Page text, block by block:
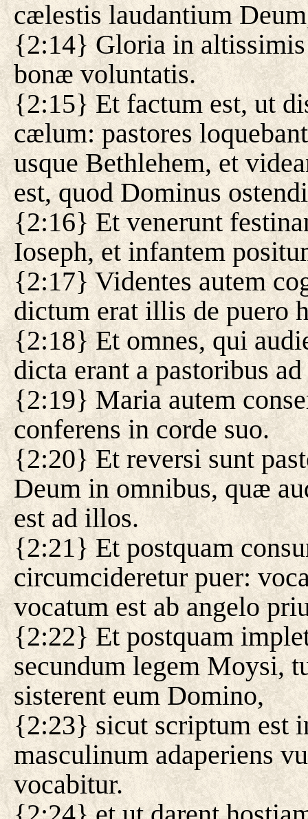
cælestis laudantium
{2:14} Gloria in
bonæ voluntatis.
{2:15} Et factum est, ut
cælum: pastores
usque Bethlehem, et
est, quod Dominus
{2:16} Et venerunt
Ioseph, et infantem
{2:17} Videntes autem
dictum erat illis de puero
{2:18} Et omnes, qui
dicta erant a pastoribus
{2:19} Maria autem
conferens in corde suo.
{2:20} Et reversi sunt
Deum in omnibus, quæ
est ad illos.
{2:21} Et postquam
circumcideretur puer:
vocatum est ab angelo
{2:22} Et postquam
secundum legem Moysi,
sisterent eum Domino,
{2:23} sicut scriptum est
masculinum adaperiens
vocabitur.